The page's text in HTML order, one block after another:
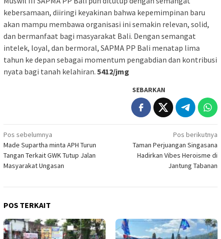
kebersamaan, diiringi keyakinan bahwa kepemimpinan baru
akan mampu membawa organisasi ini semakin relevan, solid,
dan bermanfaat bagi masyarakat Bali. Dengan semangat
intelek, loyal, dan bermoral, SAPMA PP Bali menatap lima
tahun ke depan sebagai momentum pengabdian dan kontribusi
nyata bagi tanah kelahiran. 5412/jmg
SEBARKAN
Navigasi
pos
Pos sebelumnya
Made Supartha minta APH Turun
Tangan Terkait GWK Tutup Jalan
Masyarakat Ungasan
Pos berikutnya
Taman Perjuangan Singasana
Hadirkan Vibes Heroisme di
Jantung Tabanan
POS TERKAIT